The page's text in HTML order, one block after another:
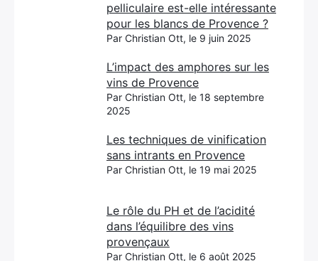
pelliculaire est-elle intéressante
pour les blancs de Provence ?
Par Christian Ott, le 9 juin 2025
L’impact des amphores sur les
vins de Provence
Par Christian Ott, le 18 septembre
2025
Les techniques de vinification
sans intrants en Provence
Par Christian Ott, le 19 mai 2025
Le rôle du PH et de l’acidité
dans l’équilibre des vins
provençaux
Par Christian Ott, le 6 août 2025